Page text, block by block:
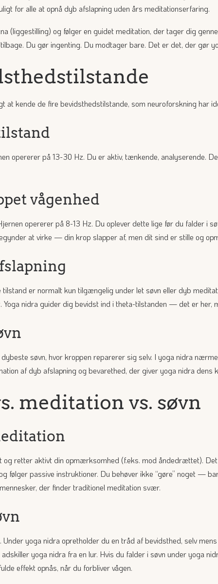
for alle at opnå dyb afslapning uden års meditationserfaring.
(liggestilling) og følger en guidet meditation, der tager dig
Du gør ingenting. Du modtager bare. Det er det, der gør
at kende de fire bevidsthedstilstande, som neuroforskning har
opererer på 13-30 Hz. Du er aktiv, tænkende, analyserende.
vågenhed
opererer på 8-13 Hz. Du oplever dette lige før du falder i
at virke — din krop slapper af, men dit sind er stille og
er normalt kun tilgængelig under let søvn eller dyb
nidra guider dig bevidst ind i theta-tilstanden — det er her,
søvn, hvor kroppen reparerer sig selv. I yoga nidra
af dyb afslapning og bevarethed, der giver yoga nidra dens
meditation vs. søvn
og retter aktivt din opmærksomhed (f.eks. mod åndedrættet).
følger passive instruktioner. Du behøver ikke “gøre” noget —
der finder traditionel meditation svær.
yoga nidra opretholder du en tråd af bevidsthed, selv
yoga nidra fra en lur. Hvis du falder i søvn under yoga
effekt opnås, når du forbliver vågen.